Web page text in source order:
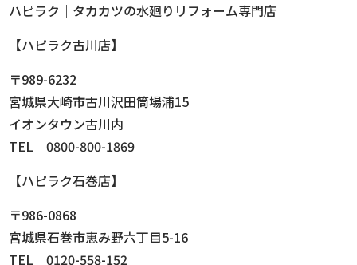
ハピラク｜タカカツの水廻りリフォーム専門店
【ハピラク古川店】
〒989-6232
宮城県大崎市古川沢田筒場浦15
イオンタウン古川内
TEL 0800-800-1869
【ハピラク石巻店】
〒986-0868
宮城県石巻市恵み野六丁目5-16
TEL 0120-558-152